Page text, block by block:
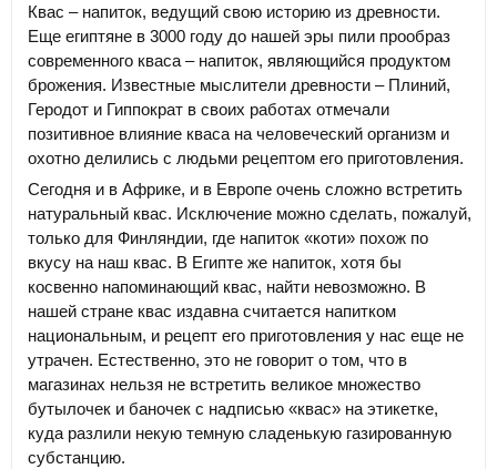
Квас – напиток, ведущий свою историю из древности.
Еще египтяне в 3000 году до нашей эры пили прообраз
современного кваса – напиток, являющийся продуктом
брожения. Известные мыслители древности – Плиний,
Геродот и Гиппократ в своих работах отмечали
позитивное влияние кваса на человеческий организм и
охотно делились с людьми рецептом его приготовления.
Сегодня и в Африке, и в Европе очень сложно встретить
натуральный квас. Исключение можно сделать, пожалуй,
только для Финляндии, где напиток «коти» похож по
вкусу на наш квас. В Египте же напиток, хотя бы
косвенно напоминающий квас, найти невозможно. В
нашей стране квас издавна считается напитком
национальным, и рецепт его приготовления у нас еще не
утрачен. Естественно, это не говорит о том, что в
магазинах нельзя не встретить великое множество
бутылочек и баночек с надписью «квас» на этикетке,
куда разлили некую темную сладенькую газированную
субстанцию.